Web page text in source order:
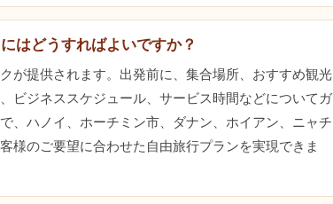
はどうすればよいですか？
が提供されます。出発前に、集合場所、おすすめ観光
ビジネススケジュール、サービス時間などについてガ
、ハノイ、ホーチミン市、ダナン、ホイアン、ニャチ
様のご要望に合わせた自由旅行プランを実現できま